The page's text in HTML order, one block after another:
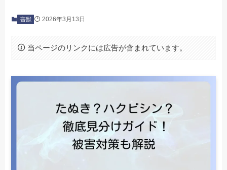
害獣 2026年3月13日
当ページのリンクには広告が含まれています。